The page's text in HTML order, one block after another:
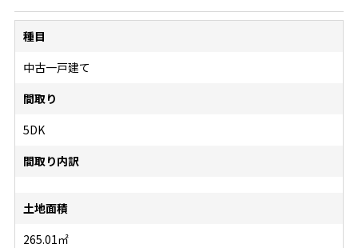
種目
中古一戸建て
間取り
5DK
間取り内訳
土地面積
265.01㎡